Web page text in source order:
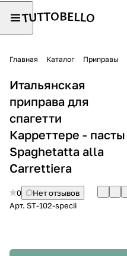
Главная Каталог Приправы
Итальянская
приправа для
спагетти
Карреттере - пасты
Spaghetatta alla
Carrettiera
0
Нет отзывов
Арт. ST-102-specii